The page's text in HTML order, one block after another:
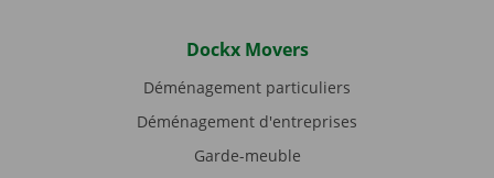
Dockx Movers
Déménagement particuliers
Déménagement d'entreprises
Garde-meuble